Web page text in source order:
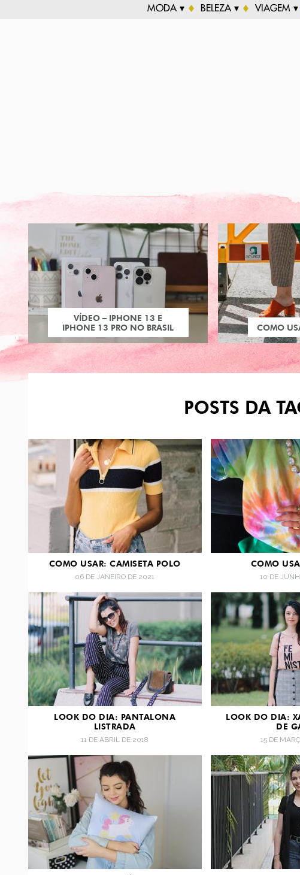
MODA ▾ BELEZA ▾ VIAGEM ▾
VÍDEO – IPHONE 13 E
IPHONE 13 PRO NO BRASIL
COMO
POSTS DA
COMO USAR: CAMISETA POLO
06 DE JANEIRO DE 2021
COMO
10 DE
LOOK DO DIA: PANTALONA
LISTRADA
11 DE ABRIL DE 2018
LOOK DO DIA:
DE
15 DE